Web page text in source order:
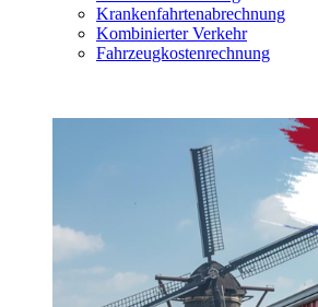
Krankenfahrtenabrechnung
Kombinierter Verkehr
Fahrzeugkostenrechnung